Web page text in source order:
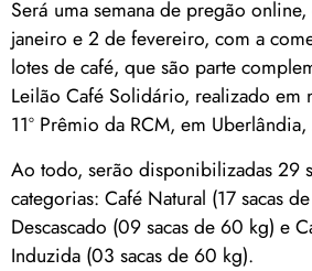
Será uma semana de pregão
janeiro e 2 de fevereiro, com a
lotes de café, que são parte
Leilão Café Solidário, realizado em
11º Prêmio da RCM, em
Ao todo, serão disponibilizadas 29
categorias: Café Natural (17 sacas
Descascado (09 sacas de 60 kg) e
Induzida (03 sacas de 60 kg).